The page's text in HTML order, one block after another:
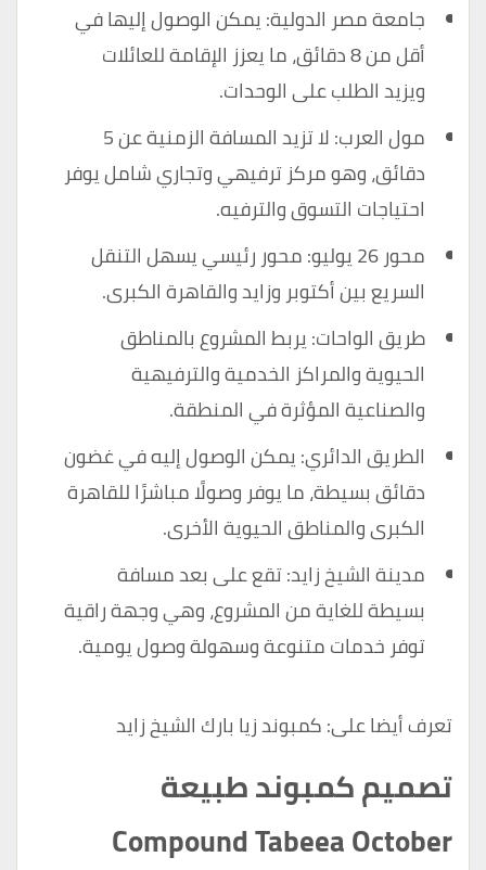
جامعة مصر الدولية: يمكن الوصول إليها في
أقل من 8 دقائق، ما يعزز الإقامة للعائلات
ويزيد الطلب على الوحدات.
مول العرب: لا تزيد المسافة الزمنية عن 5
دقائق، وهو مركز ترفيهي وتجاري شامل يوفر
احتياجات التسوق والترفيه.
محور 26 يوليو: محور رئيسي يسهل التنقل
السريع بين أكتوبر وزايد والقاهرة الكبرى.
طريق الواحات: يربط المشروع بالمناطق
الحيوية والمراكز الخدمية والترفيهية
والصناعية المؤثرة في المنطقة.
الطريق الدائري: يمكن الوصول إليه في غضون
دقائق بسيطة، ما يوفر وصولًا مباشرًا للقاهرة
الكبرى والمناطق الحيوية الأخرى.
مدينة الشيخ زايد: تقع على بعد مسافة
بسيطة للغاية من المشروع، وهي وجهة راقية
توفر خدمات متنوعة وسهولة وصول يومية.
تعرف أيضا على:كمبوند زيا بارك الشيخ زايد
تصميم كمبوند طبيعة
Compound Tabeea October